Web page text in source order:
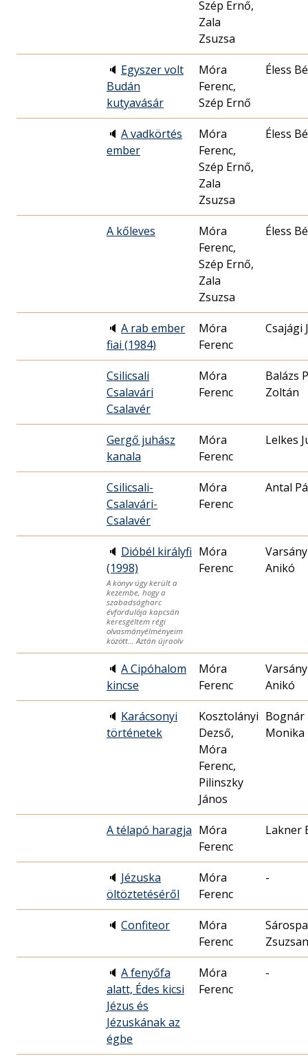
Szép Ernő,
Zala
Zsuzsa
🔈 Egyszer volt
Budán
kutyavásár
Móra
Ferenc,
Szép Ernő
Éless
🔈 A vadkörtés
ember
Móra
Ferenc,
Szép Ernő,
Zala
Zsuzsa
Éless
A kőleves
Móra
Ferenc,
Szép Ernő,
Zala
Zsuzsa
Éless
🔈 A rab ember
fiai (1984)
Móra
Ferenc
Csajági
Csilicsali
Csalavári
Csalavér
Móra
Ferenc
Balázs
Zoltán
Gergő juhász
kanala
Móra
Ferenc
Lelkes
Csilicsali-
Csalavári-
Csalavér
Móra
Ferenc
Antal
🔈 Dióbél királyfi
(1998)
A könyv úgy került a
kezembe, hogy a
szabadságharc
évfordulója kapcsán
keresgéltem régi
olvasmányélményeim
között… Aztán újraolv
Móra
Ferenc
Anikó
🔈 A Cipóhalom
kincse
Móra
Ferenc
Anikó
🔈 Karácsonyi
történetek
Kosztolányi
Dezső,
Móra
Ferenc,
Pilinszky
János
Bognár
Monika
A télapó haragja Móra
Ferenc
Lakner
🔈 Jézuska
öltöztetéséről
Móra
Ferenc
-
🔈 Confiteor
Móra
Ferenc
🔈 A fenyőfa
alatt, Édes kicsi
Jézus és
Jézuskának az
égbe
Móra
Ferenc
-